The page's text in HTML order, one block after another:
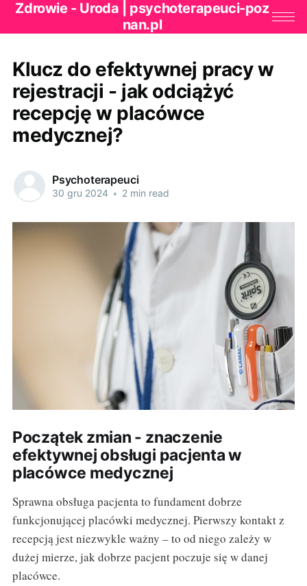
Zdrowie - Uroda | psychoterapeuci-poz
nan.pl
Klucz do efektywnej pracy w
rejestracji - jak odciążyć
recepcję w placówce
medycznej?
Psychoterapeuci
30 gru 2024 • 2 min read
Początek zmian - znaczenie
efektywnej obsługi pacjenta w
placówce medycznej
Sprawna obsługa pacjenta to fundament dobrze
funkcjonującej placówki medycznej. Pierwszy kontakt z
recepcją jest niezwykle ważny – to od niego zależy w
dużej mierze, jak dobrze pacjent poczuje się w danej
placówce.